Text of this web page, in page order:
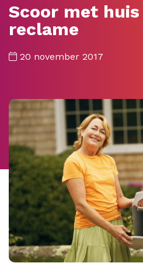
Scoor met
reclame
20 november 2017